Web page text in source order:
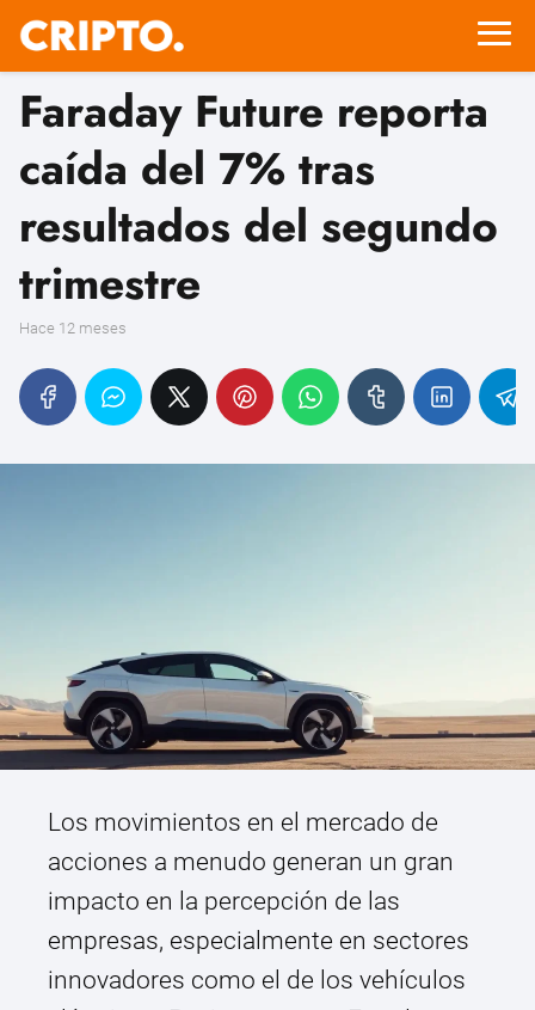
Faraday Future reporta
caída del 7% tras
resultados del segundo
trimestre
hace 12 meses
Los movimientos en el mercado de
acciones a menudo generan un gran
impacto en la percepción de las
empresas, especialmente en sectores
innovadores como el de los vehículos